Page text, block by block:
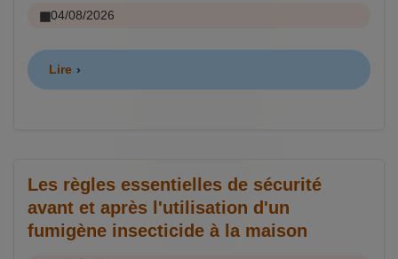
04/08/2026
Lire
Les règles essentielles de sécurité
avant et après l'utilisation d'un
fumigène insecticide à la maison